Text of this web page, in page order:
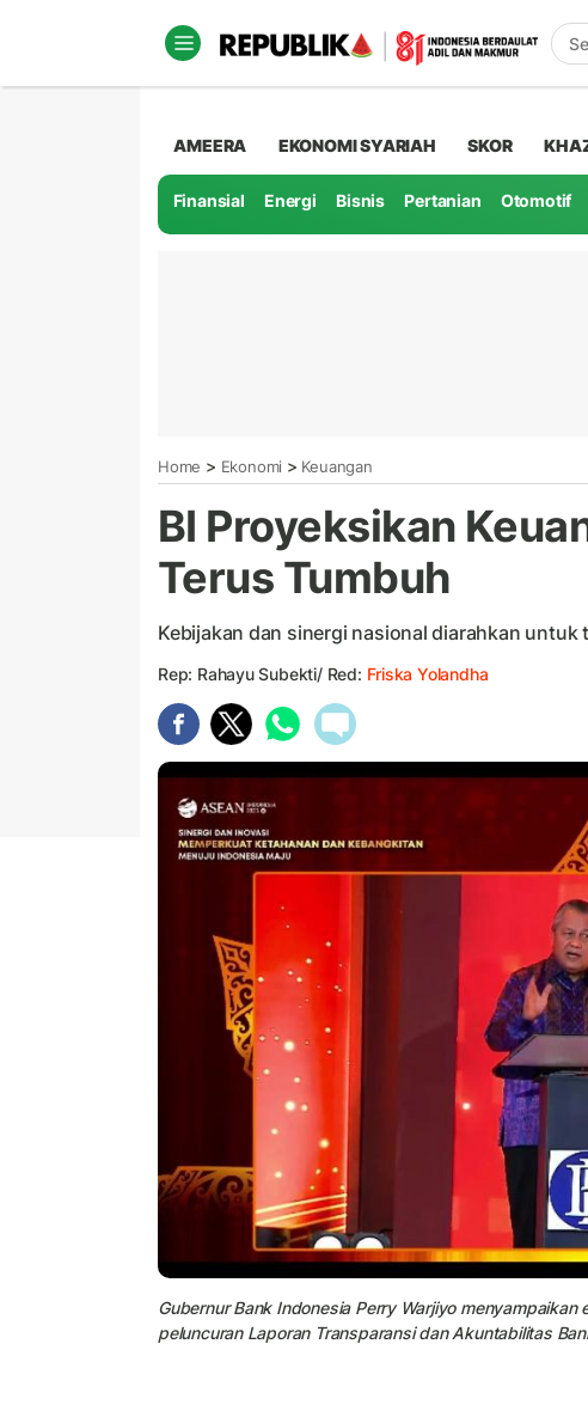
AMEERA EKONOMI SYARIAH SKOR
Finansial Energi Bisnis Pertanian Otomotif
Home > Ekonomi > Keuangan
BI Proyeksikan
Terus Tumbuh
Kebijakan dan sinergi nasional diarahkan
Rep: Rahayu Subekti/ Red: Friska Yolandha
Gubernur Bank Indonesia Perry Warjiyo
peluncuran Laporan Transparansi dan Akuntabilitas